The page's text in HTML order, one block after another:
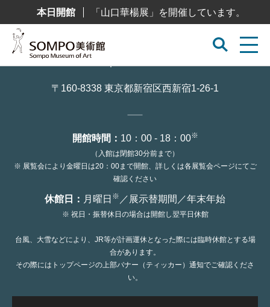
テ
本日開館 「山口華楊展」を開催しています。
〒160-8338 東京都新宿区西新宿1-26-1
開館時間： 10：00 - 18：00※
（入館は閉館30分前まで）
※ 展覧会により金曜日は20：00まで開館、詳しくは各展覧会ページにてご
確認ください
休館日： 月曜日 ※ ／展示替期間／年末年始
※ 祝日・振替休日の場合は開館し翌平日休館
台風、大雪などにより、JR等が計画運休となった際には臨時休館とする場
合があります。
その際にはトップページの上部バナー（ティッカー）通知でご確認くださ
い。